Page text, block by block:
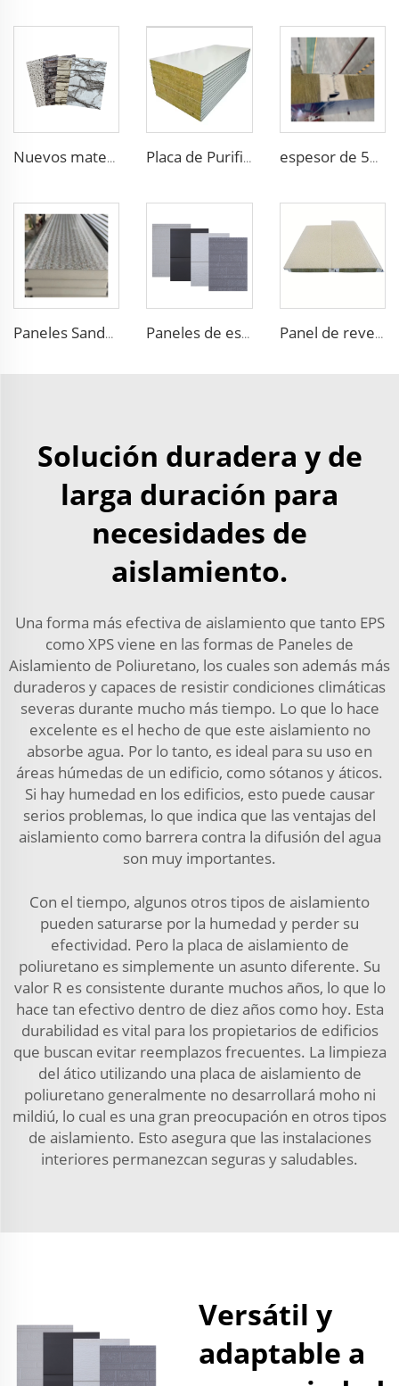
Nuevos materiales de construcción Paneles Sándwich para proyecto de villa hotel exterior e interior pared de espuma de poliuretano panel acústico de pared foam Placa de Purificación de Acero Lacado Resistente al Fuego Placa Sándwich Antibacteriana Panel de Purificación de Lana de Roca para Talleres Alimentarios espesor de 50mm/75mm/100mm Material de construcción Panel de lana de roca para particiones, panel de pared sandwich decorativo Pu
Paneles Sandwich de Espuma EPS Ignífuga Personalizados con Paneles de Pared de Metal Tallado y Aislamiento con Excelente Rendimiento Paneles de espuma EPS Prefabricados de Aislamiento para Casas con Revestimiento Metálico Panel de revestimiento exterior impermeable decorativo Panel Sándwich de Lana de Roca
Solución duradera y de
larga duración para
necesidades de
aislamiento.
Una forma más efectiva de aislamiento que tanto EPS
como XPS viene en las formas de Paneles de
Aislamiento de Poliuretano, los cuales son además más
duraderos y capaces de resistir condiciones climáticas
severas durante mucho más tiempo. Lo que lo hace
excelente es el hecho de que este aislamiento no
absorbe agua. Por lo tanto, es ideal para su uso en
áreas húmedas de un edificio, como sótanos y áticos.
Si hay humedad en los edificios, esto puede causar
serios problemas, lo que indica que las ventajas del
aislamiento como barrera contra la difusión del agua
son muy importantes.
Con el tiempo, algunos otros tipos de aislamiento
pueden saturarse por la humedad y perder su
efectividad. Pero la placa de aislamiento de
poliuretano es simplemente un asunto diferente. Su
valor R es consistente durante muchos años, lo que lo
hace tan efectivo dentro de diez años como hoy. Esta
durabilidad es vital para los propietarios de edificios
que buscan evitar reemplazos frecuentes. La limpieza
del ático utilizando una placa de aislamiento de
poliuretano generalmente no desarrollará moho ni
mildiú, lo cual es una gran preocupación en otros tipos
de aislamiento. Esto asegura que las instalaciones
interiores permanezcan seguras y saludables.
Versátil y
adaptable a